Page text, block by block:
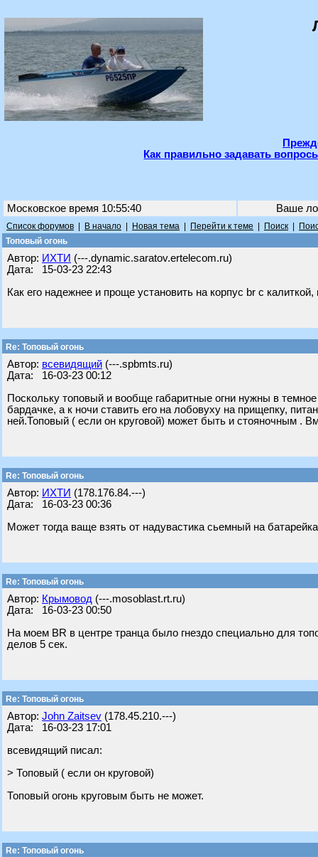
Как правильно задавать
Московское время 10:55:40 Ваше
Список форумов В начало Новая тема Перейти к теме Поиск
Топовый огонь
Автор: ИХТИ (---.dynamic.saratov.ertelecom.ru)
Дата: 15-03-23 22:43
Как его надежнее и проще установить на корпус br с
Re: Топовый огонь
Автор: всевидящий (---.spbmts.ru)
Дата: 16-03-23 00:12
Поскольку топовый и вообще габаритные огни нужны в
бардачке, а к ночи ставить его на лобовуху на прищепку,
ней.Топовый ( если он круговой) может быть и стояночным .
Re: Топовый огонь
Автор: ИХТИ (178.176.84.---)
Дата: 16-03-23 00:36
Может тогда ваще взять от надувастика сьемный на
Re: Топовый огонь
Автор: Крымовод (---.mosoblast.rt.ru)
Дата: 16-03-23 00:50
На моем BR в центре транца было гнездо специально для
делов 5 сек.
Re: Топовый огонь
Автор: John Zaitsev (178.45.210.---)
Дата: 16-03-23 17:01
всевидящий писал:
> Топовый ( если он круговой)
Топовый огонь круговым быть не может.
Re: Топовый огонь